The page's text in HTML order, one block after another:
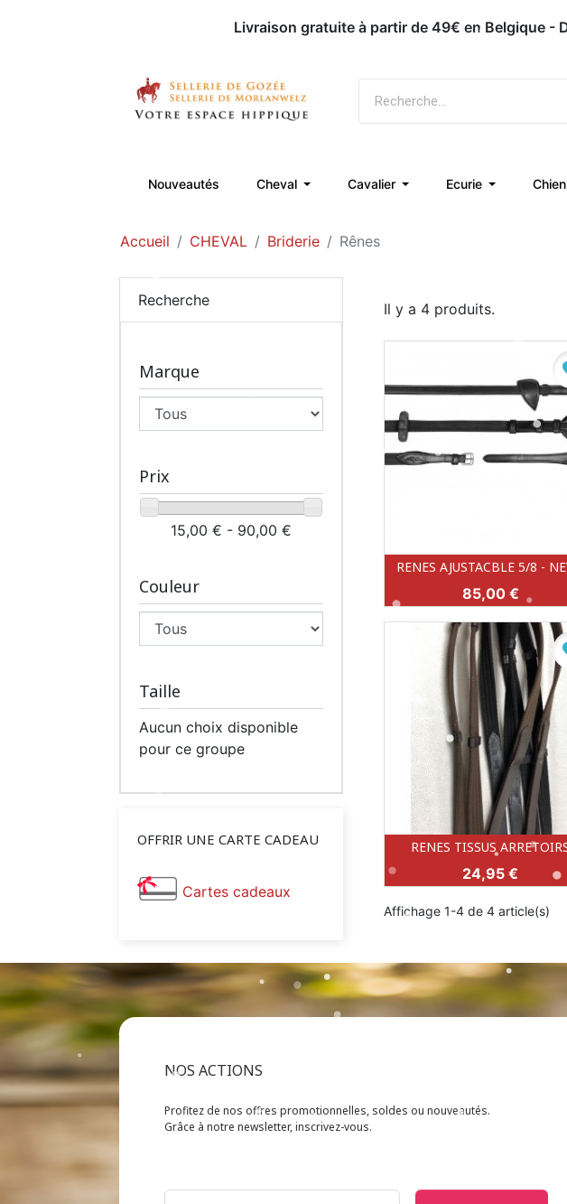
Livraison gratuite à partir de 49€ en Belgique -
Nouveautés Cheval Cavalier Ecurie Chien
Accueil CHEVAL Briderie Rênes
Recherche
Marque
Prix
15,00 € - 90,00 €
Couleur
Taille
Aucun choix disponible
pour ce groupe
OFFRIR UNE CARTE CADEAU
Cartes cadeaux
Il y a 4 produits.
Aperçu rapide
BRUN (BR)
RENES AJUSTACBLE 5/8 -
Prix
85,00 €
 Aperçu rapide
BRUN (BR)
NOIR
RENES TISSUS
Prix
24,95 €
Affichage 1-4 de 4 article(s)
NOS ACTIONS
Profitez de nos offres promotionnelles, soldes ou nouveautés.
Grâce à notre newsletter, inscrivez-vous.